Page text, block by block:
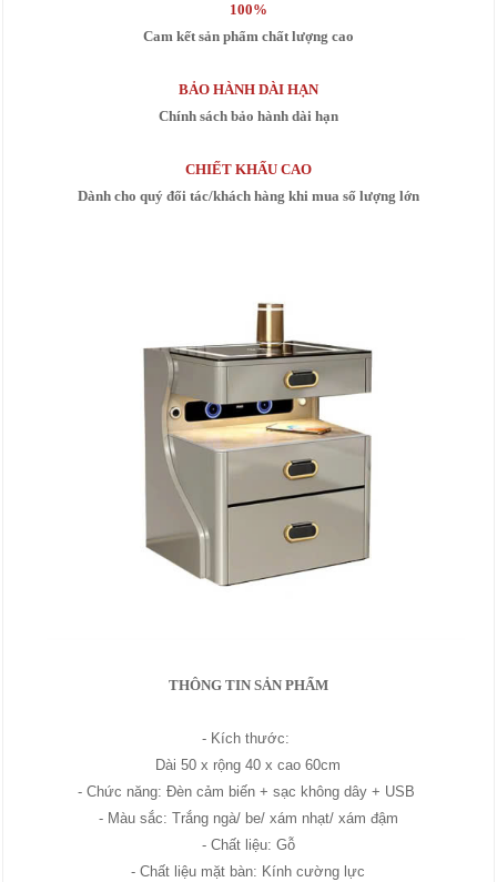
100%
Cam kết sản phẩm chất lượng cao
BẢO HÀNH DÀI HẠN
Chính sách bảo hành dài hạn
CHIẾT KHẤU CAO
Dành cho quý đối tác/khách hàng khi mua số lượng lớn
THÔNG TIN SẢN PHẨM
- Kích thước:
Dài 50 x rộng 40 x cao 60cm
- Chức năng: Đèn cảm biến + sạc không dây + USB
- Màu sắc: Trắng ngà/ be/ xám nhạt/ xám đậm
- Chất liệu: Gỗ
- Chất liệu mặt bàn: Kính cường lực